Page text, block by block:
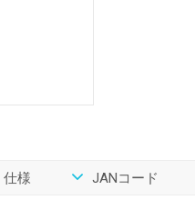
仕様 JANコード